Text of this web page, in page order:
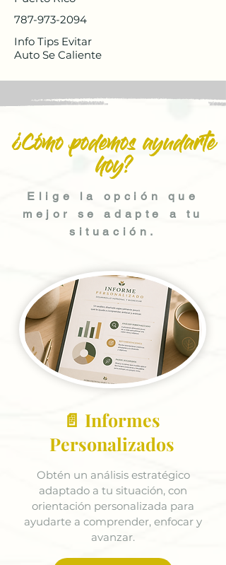
787-973-2094
Info Tips Evitar
Auto Se Caliente
¿Cómo podemos ayudarte
hoy?
Elige la opción que
mejor se adapte a tu
situación.
📄 Informes
Personalizados
Obtén un análisis estratégico
adaptado a tu situación, con
orientación personalizada para
ayudarte a comprender, enfocar y
avanzar.